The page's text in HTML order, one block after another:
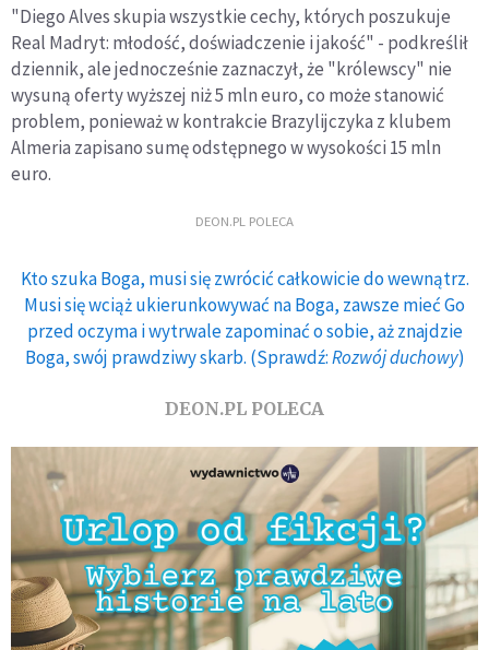
"Diego Alves skupia wszystkie cechy, których poszukuje
Real Madryt: młodość, doświadczenie i jakość" - podkreślił
dziennik, ale jednocześnie zaznaczył, że "królewscy" nie
wysuną oferty wyższej niż 5 mln euro, co może stanowić
problem, ponieważ w kontrakcie Brazylijczyka z klubem
Almeria zapisano sumę odstępnego w wysokości 15 mln
euro.
DEON.PL POLECA
Kto szuka Boga, musi się zwrócić całkowicie do wewnątrz.
Musi się wciąż ukierunkowywać na Boga, zawsze mieć Go
przed oczyma i wytrwale zapominać o sobie, aż znajdzie
Boga, swój prawdziwy skarb. (Sprawdź:Rozwój duchowy)
DEON.PL POLECA